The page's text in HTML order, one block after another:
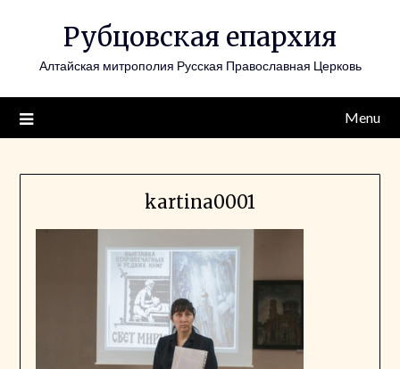
Рубцовская епархия
Алтайская митрополия Русская Православная Церковь
Menu
kartina0001